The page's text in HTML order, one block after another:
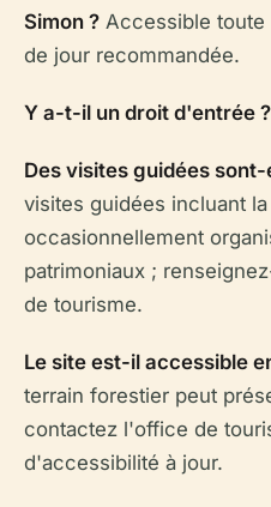
Simon ? Accessible
de jour recommandée.
Y a-t-il un droit d'entrée ?
Des visites guidées
visites guidées incluant
occasionnellement
patrimoniaux ;
de tourisme.
Le site est-il accessible
terrain forestier peut
contactez l'office de
d'accessibilité à jour.